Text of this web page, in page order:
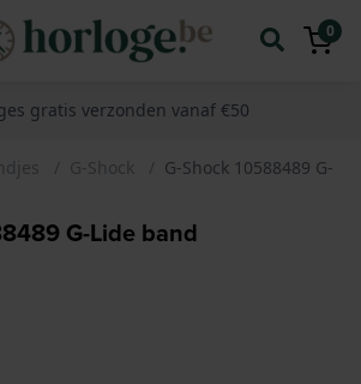
0
gratis verzonden vanaf €50
G-Shock G-Shock 10588489 G-
G-Lide band